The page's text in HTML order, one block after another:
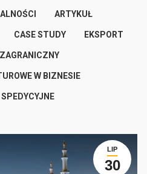
ARTYKUŁ
CASE STUDY EKSPORT
W BIZNESIE
LIP
30